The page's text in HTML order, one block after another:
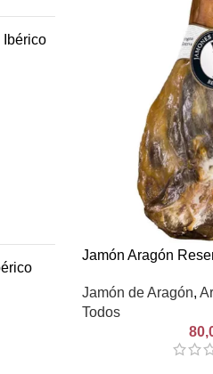
Ibérico
Jamón Aragón
Jamón de Aragón,
Todos